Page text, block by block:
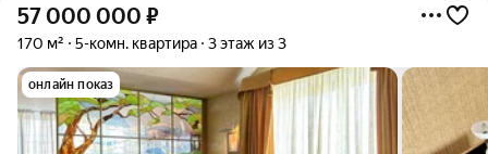
57 000 000 ₽
170 м² 5-комн. квартира 3 этаж из 3
онлайн показ